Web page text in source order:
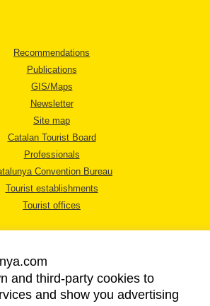
Recommendations
Publications
GIS/Maps
Newsletter
Site map
Catalan Tourist Board
Professionals
Convention Bureau
Tourist establishments
Tourist offices
and third-party cookies to
and show you advertising